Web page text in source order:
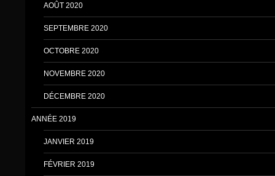
AOÛT 2020
SEPTEMBRE 2020
OCTOBRE 2020
NOVEMBRE 2020
DÉCEMBRE 2020
ANNÉE 2019
JANVIER 2019
FÉVRIER 2019